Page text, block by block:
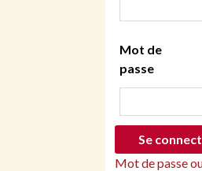
Mot de
passe
Mot de passe